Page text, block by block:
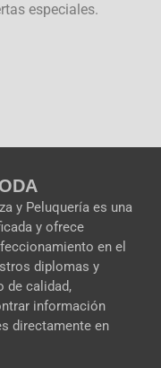
especiales.
y Peluquería es una
y ofrece
en el
diplomas y
de calidad,
información
directamente en